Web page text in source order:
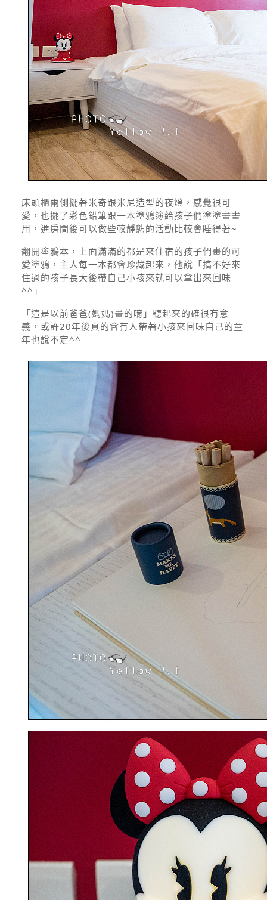
床頭櫃兩側擺著米奇跟米尼造型的夜燈，感覺很可
愛，也擺了彩色鉛筆跟一本塗鴉簿給孩子們塗塗畫畫
用，進房間後可以做些較靜態的活動比較會睡得著~
翻開塗鴉本，上面滿滿的都是來住宿的孩子們畫的可
愛塗鴉，主人每一本都會珍藏起來，他說「搞不好來
住過的孩子長大後帶自己小孩來就可以拿出來回味
^^」
「這是以前爸爸(媽媽)畫的唷」聽起來的確很有意
義，或許20年後真的會有人帶著小孩來回味自己的童
年也說不定^^